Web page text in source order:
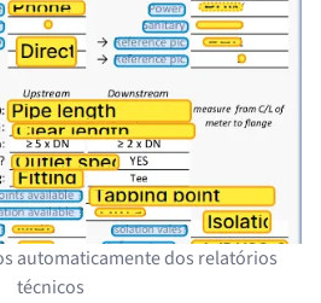
automaticamente dos relatórios
técnicos